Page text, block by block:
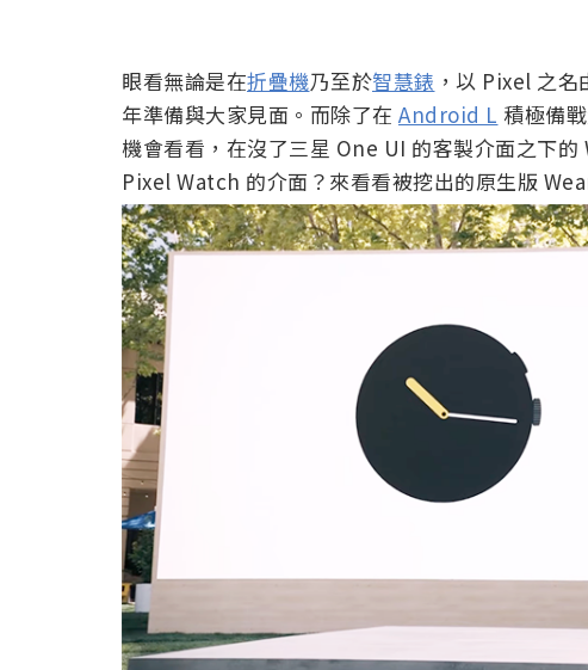
眼看無論是在折疊機乃至於智慧錶 ，以 Pixel 之
年準備與大家見面。而除了在 Android L 積極備
機會看看，在沒了三星 One UI 的客製介面之下
Pixel Watch 的介面？來看看被挖出的原生版